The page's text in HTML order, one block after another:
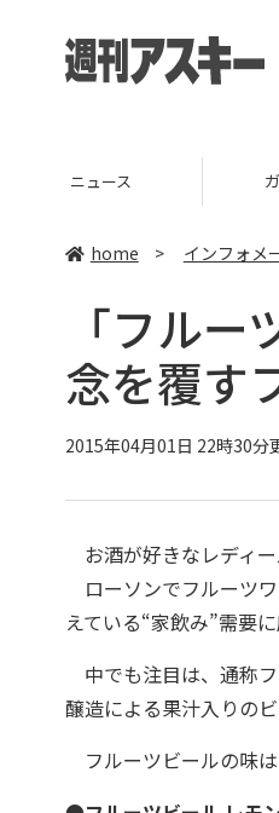
ニュース
home > インフォメ
「フル
念を覆す
2015年04月01日 22時30分
お酒が好きなレディ
ローソンでフルーツ
えている“家飲み”需要
中でも注目は、通称
醸造による果汁入りの
フルーツビールの味